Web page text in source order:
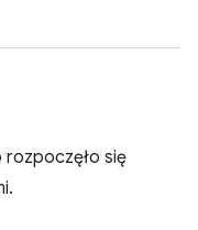
rozpoczęło się